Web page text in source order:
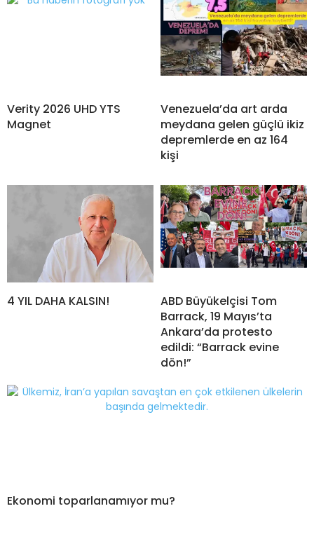
Verity 2026 UHD YTS
Magnet
Venezuela’da art arda
meydana gelen güçlü ikiz
depremlerde en az 164
kişi
4 YIL DAHA KALSIN!
ABD Büyükelçisi Tom
Barrack, 19 Mayıs’ta
Ankara’da protesto
edildi: “Barrack evine
dön!”
Ekonomi toparlanamıyor mu?